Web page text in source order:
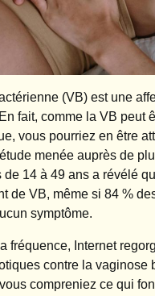
(VB) est une
fait, comme la VB peut
vous pourriez en être
menée auprès de
14 à 49 ans a révélé
de VB, même si 84 %
symptôme.
fréquence, Internet
contre la vaginose
compreniez ce qui